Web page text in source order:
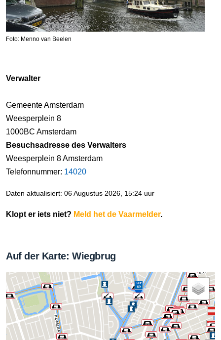
Foto: Menno van Beelen
Verwalter
Gemeente Amsterdam
Weesperplein 8
1000BC Amsterdam
Besuchsadresse des Verwalters
Weesperplein 8 Amsterdam
Telefonnummer: 14020
Daten aktualisiert: 06 Augustus 2026, 15:24 uur
Klopt er iets niet? Meld het de Vaarmelder.
Auf der Karte: Wiegbrug